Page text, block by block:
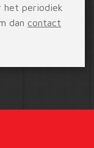
het periodiek
dan contact